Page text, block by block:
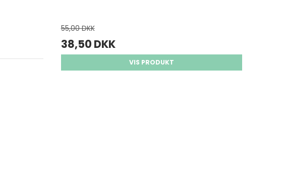
55,00 DKK
38,50 DKK
VIS PRODUKT